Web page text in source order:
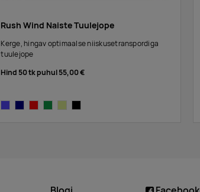
Rush Wind Naiste Tuulejope
Kerge, hingav optimaalse niiskusetranspordiga
tuulejope
Hind 50 tk puhul55,00 €